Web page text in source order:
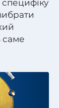
специфіку
саме